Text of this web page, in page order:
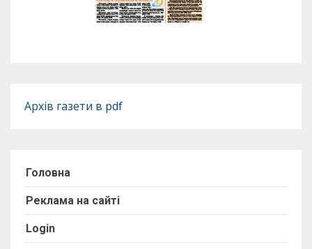
Архів газети в pdf
Головна
Реклама на сайті
Login